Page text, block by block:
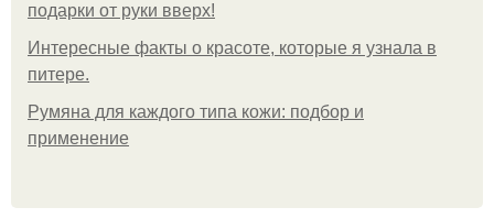
подарки от руки вверх!
Интересные факты о красоте, которые я узнала в
питере.
Румяна для каждого типа кожи: подбор и
применение